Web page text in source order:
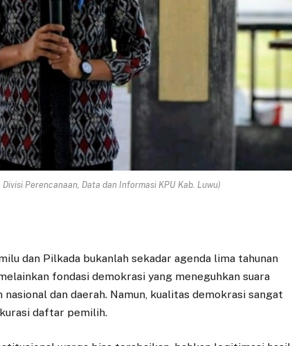
Perencanaan, Data dan Informasi KPU Kab. Luwu)
dan Pilkada bukanlah sekadar agenda lima tahunan
fondasi demokrasi yang meneguhkan suara
dan daerah. Namun, kualitas demokrasi sangat
daftar pemilih.